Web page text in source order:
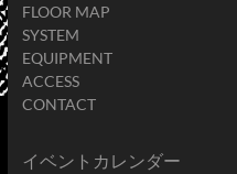
FLOOR MAP
SYSTEM
EQUIPMENT
ACCESS
CONTACT
イベントカレンダー